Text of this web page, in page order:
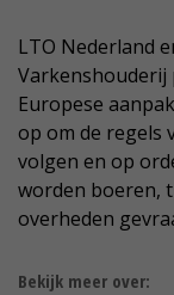
LTO Nederland
Varkenshouderij
Europese
op om de regels
volgen en op
worden boeren,
overheden
Bekijk meer over: